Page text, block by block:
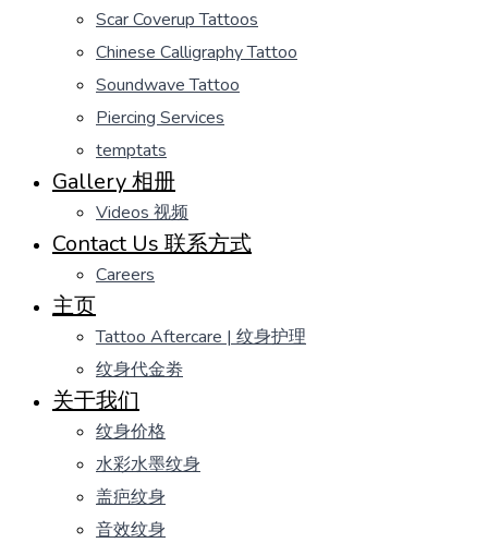
Scar Coverup Tattoos
Chinese Calligraphy Tattoo
Soundwave Tattoo
Piercing Services
temptats
Gallery 相册
Videos 视频
Contact Us 联系方式
Careers
主页
Tattoo Aftercare | 纹身护理
纹身代金劵
关于我们
纹身价格
水彩水墨纹身
盖疤纹身
音效纹身